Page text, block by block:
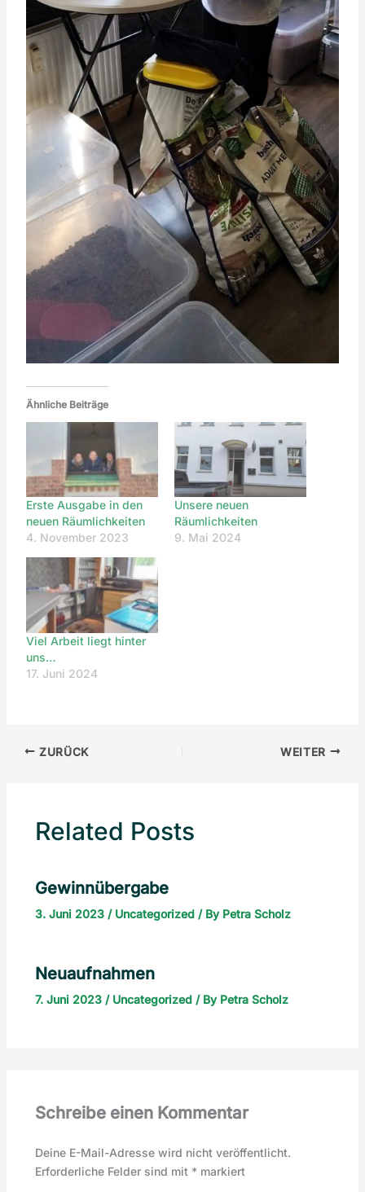
Ähnliche Beiträge
Erste Ausgabe in den
neuen Räumlichkeiten
4. November 2023
Unsere neuen
Räumlichkeiten
9. Mai 2024
Viel Arbeit liegt hinter
uns…
17. Juni 2024
ZURÜCK WEITER
Related Posts
Gewinnübergabe
3. Juni 2023 / Uncategorized/ By Petra Scholz
Neuaufnahmen
7. Juni 2023 / Uncategorized/ By Petra Scholz
Schreibe einen Kommentar
Deine E-Mail-Adresse wird nicht veröffentlicht.
Erforderliche Felder sind mit *markiert